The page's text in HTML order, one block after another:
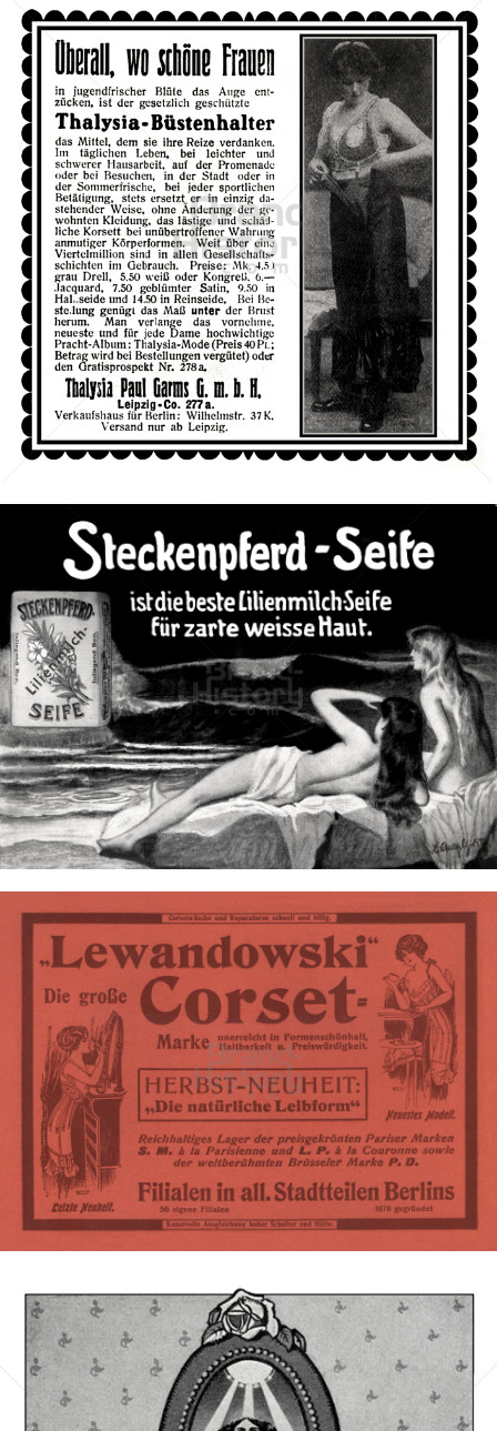
Thalysia Paul Garms G. m. b. H., Leipzig 1913
Bild-ID: 3230
STECKENPFERD-SEIFE
Feinseifen- und Parfumfabriken Bergmann & Co., Radebeul-
Dresden
1913
Bild-ID: 3237
Lewandowski-Corset
Gebr. Lewandowski, Berlin
1913
Bild-ID: 3268